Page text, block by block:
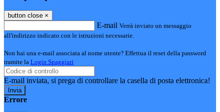
button close ×
E-mail Verrà inviato un messaggio
all'indirizzo indicato con le istruzioni necessarie.
Non hai una e-mail associata al nome utente? Effettua il reset della password
tramite la Login Spaggiari
E-mail inviata, si prega di controllare la casella di posta elettronica!
Errore